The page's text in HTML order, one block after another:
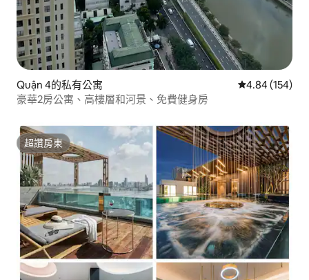
Quận 4的私有公寓 從 154 則評價
4.84 (154)
豪華2房公寓、高樓層和河景、免費健身房
超讚房東
超讚房東